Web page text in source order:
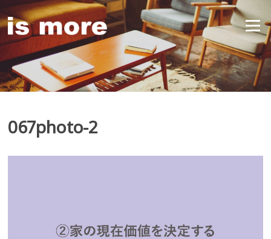
Skip
to
content
Menu
067photo-2